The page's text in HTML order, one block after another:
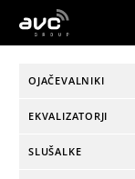
AVC
OJAČEVALNIKI
EKVALIZATORJI
SLUŠALKE